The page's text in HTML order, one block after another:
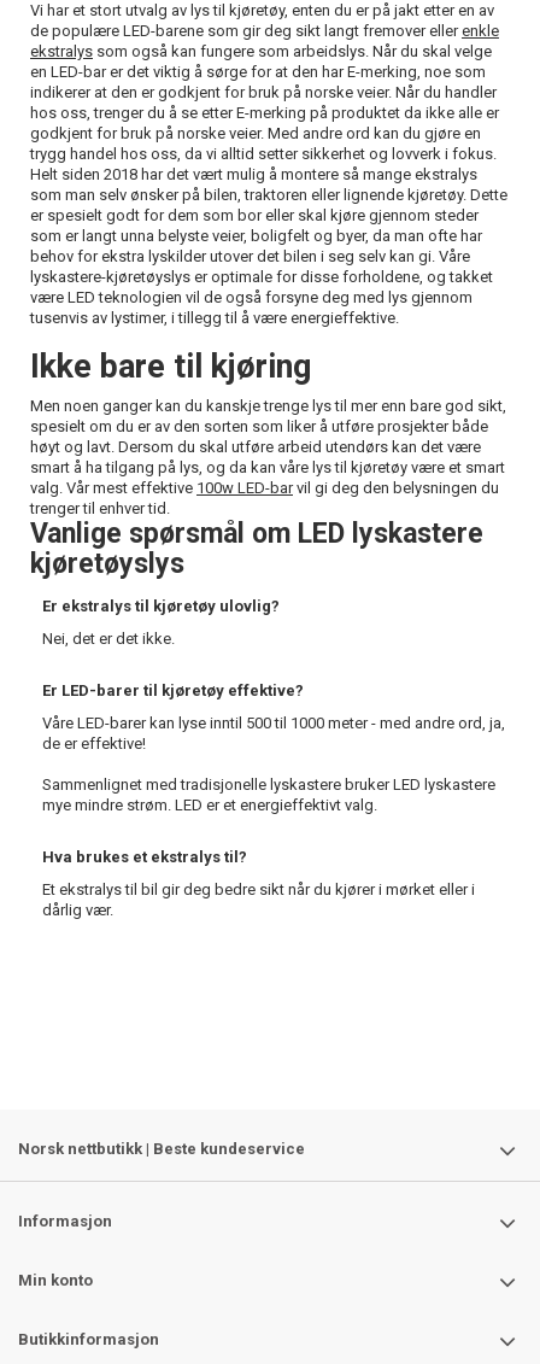
Vi har et stort utvalg av lys til kjøretøy, enten du er på jakt etter en av
de populære LED-barene som gir deg sikt langt fremover ellerenkle
ekstralys som også kan fungere som arbeidslys. Når du skal velge
en LED-bar er det viktig å sørge for at den har E-merking, noe som
indikerer at den er godkjent for bruk på norske veier. Når du handler
hos oss, trenger du å se etter E-merking på produktet da ikke alle er
godkjent for bruk på norske veier. Med andre ord kan du gjøre en
trygg handel hos oss, da vi alltid setter sikkerhet og lovverk i fokus.
Helt siden 2018 har det vært mulig å montere så mange ekstralys
som man selv ønsker på bilen, traktoren eller lignende kjøretøy. Dette
er spesielt godt for dem som bor eller skal kjøre gjennom steder
som er langt unna belyste veier, boligfelt og byer, da man ofte har
behov for ekstra lyskilder utover det bilen i seg selv kan gi. Våre
lyskastere-kjøretøyslys er optimale for disse forholdene, og takket
være LED teknologien vil de også forsyne deg med lys gjennom
tusenvis av lystimer, i tillegg til å være energieffektive.
Ikke bare til kjøring
Men noen ganger kan du kanskje trenge lys til mer enn bare god sikt,
spesielt om du er av den sorten som liker å utføre prosjekter både
høyt og lavt. Dersom du skal utføre arbeid utendørs kan det være
smart å ha tilgang på lys, og da kan våre lys til kjøretøy være et smart
valg. Vår mest effektive 100w LED-barvil gi deg den belysningen du
trenger til enhver tid.
Vanlige spørsmål om LED lyskastere
kjøretøyslys
Er ekstralys til kjøretøy ulovlig?
Nei, det er det ikke.
Er LED-barer til kjøretøy effektive?
Våre LED-barer kan lyse inntil 500 til 1000 meter - med andre ord, ja,
de er effektive!
Sammenlignet med tradisjonelle lyskastere bruker LED lyskastere
mye mindre strøm. LED er et energieffektivt valg.
Hva brukes et ekstralys til?
Et ekstralys til bil gir deg bedre sikt når du kjører i mørket eller i
dårlig vær.
Norsk nettbutikk | Beste kundeservice
Informasjon
Min konto
Butikkinformasjon